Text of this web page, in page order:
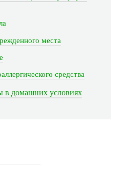
места
средства
в домашних условиях